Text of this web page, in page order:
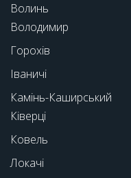
Волинь
Володимир
Горохів
Іваничі
Камінь-Каширський
Ківерці
Ковель
Локачі